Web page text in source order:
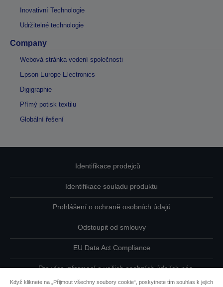
Inovativní Technologie
Udržitelné technologie
Company
Webová stránka vedení společnosti
Epson Europe Electronics
Digigraphie
Přímý potisk textilu
Globální řešení
Identifikace prodejců
Identifikace souladu produktu
Prohlášení o ochraně osobních údajů
Odstoupit od smlouvy
EU Data Act Compliance
Pro více informací o vašich osobních údajích nás
Když kliknete na „Přijmout všechny soubory cookie“, poskytnete tím souhlas k jejich